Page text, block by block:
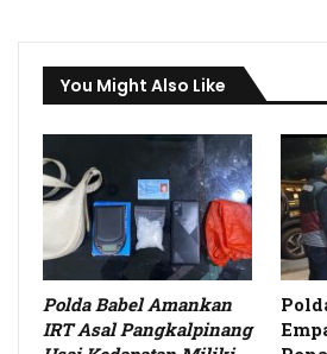
You Might Also Like
Polda Babel Amankan
IRT Asal Pangkalpinang